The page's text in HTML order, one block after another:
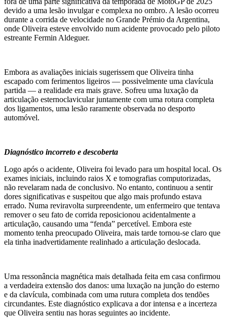
devido a uma lesão invulgar e complexa no ombro. A lesão ocorreu
durante a corrida de velocidade no Grande Prémio da Argentina,
onde Oliveira esteve envolvido num acidente provocado pelo piloto
estreante Fermin Aldeguer.
Embora as avaliações iniciais sugerissem que Oliveira tinha
escapado com ferimentos ligeiros — possivelmente uma clavícula
partida — a realidade era mais grave. Sofreu uma luxação da
articulação esternoclavicular juntamente com uma rotura completa
dos ligamentos, uma lesão raramente observada no desporto
automóvel.
Diagnóstico incorreto e descoberta
Logo após o acidente, Oliveira foi levado para um hospital local. Os
exames iniciais, incluindo raios X e tomografias computorizadas,
não revelaram nada de conclusivo. No entanto, continuou a sentir
dores significativas e suspeitou que algo mais profundo estava
errado. Numa reviravolta surpreendente, um enfermeiro que tentava
remover o seu fato de corrida reposicionou acidentalmente a
articulação, causando uma “fenda” percetível. Embora este
momento tenha preocupado Oliveira, mais tarde tornou-se claro que
ela tinha inadvertidamente realinhado a articulação deslocada.
Uma ressonância magnética mais detalhada feita em casa confirmou
a verdadeira extensão dos danos: uma luxação na junção do esterno
e da clavícula, combinada com uma rutura completa dos tendões
circundantes. Este diagnóstico explicava a dor intensa e a incerteza
que Oliveira sentiu nas horas seguintes ao incidente.